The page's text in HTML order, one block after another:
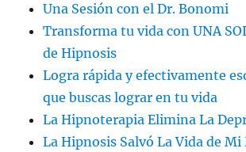
Una Sesión con el Dr. Bonomi
Transforma tu vida con UNA
de Hipnosis
Logra rápida y efectivamente
que buscas lograr en tu vida
La Hipnoterapia Elimina La
La Hipnosis Salvó La Vida de Mi